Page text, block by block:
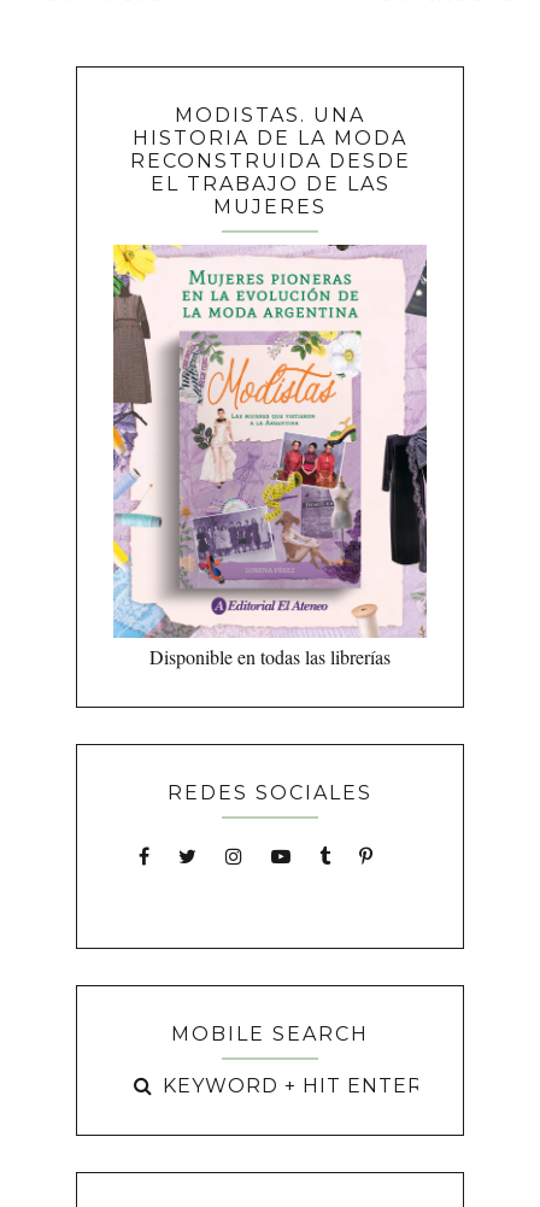
MODISTAS. UNA
HISTORIA DE LA MODA
RECONSTRUIDA DESDE
EL TRABAJO DE LAS
MUJERES
Disponible en todas las librerías
REDES SOCIALES
MOBILE SEARCH